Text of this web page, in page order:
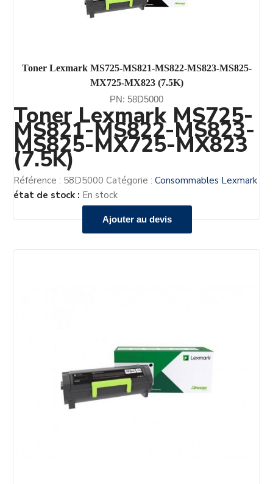
Toner Lexmark MS725-MS821-MS822-MS823-MS825-
MX725-MX823 (7.5K)
PN: 58D5000
Ajouter au devis
Toner Lexmark MS725-
MS821-MS822-MS823-
MS825-MX725-MX823
(7.5K)
Référence : 58D5000 Catégorie :Consommables Lexmark
état de stock : En stock